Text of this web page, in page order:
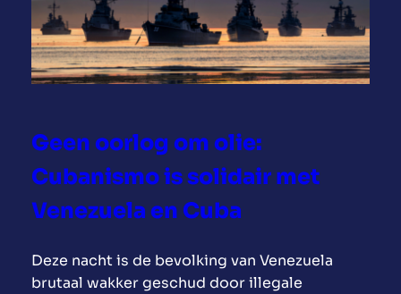
u
b
a
n
v
a
n
a
a
v
l
o
Geen oorlog om olie:
Cubanismo is solidair met
Venezuela en Cuba
Deze nacht is de bevolking van Venezuela
brutaal wakker geschud door illegale